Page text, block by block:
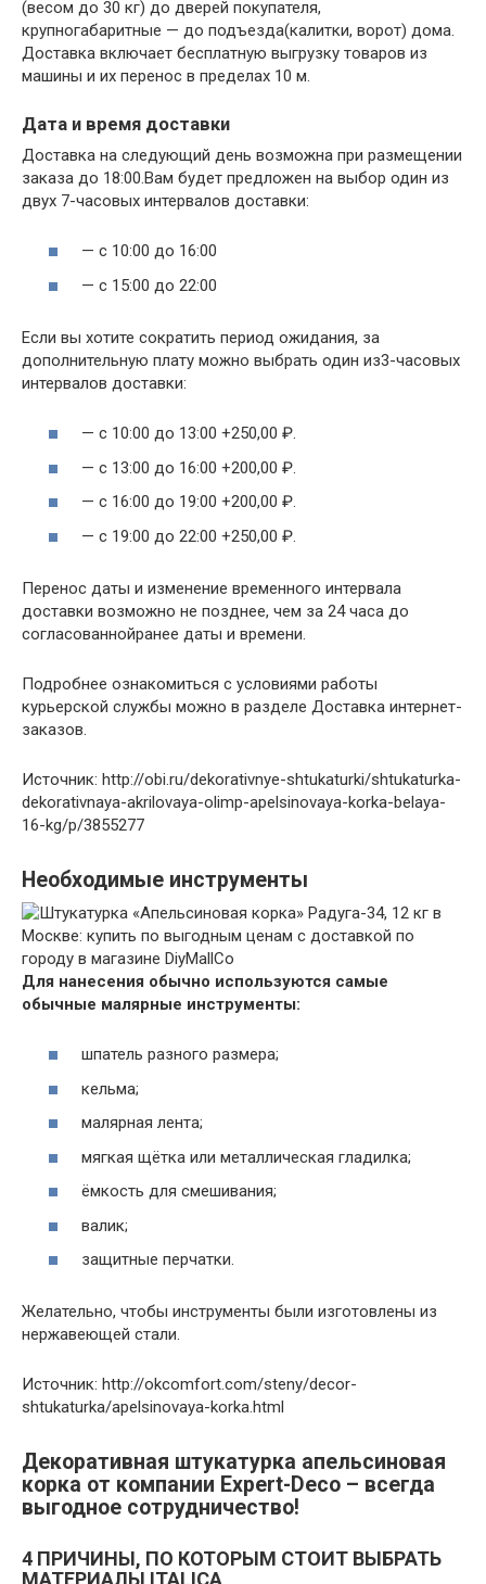
(весом до 30 кг) до дверей покупателя,
крупногабаритные — до подъезда(калитки, ворот) дома.
Доставка включает бесплатную выгрузку товаров из
машины и их перенос в пределах 10 м.
Дата и время доставки
Доставка на следующий день возможна при размещении
заказа до 18:00.Вам будет предложен на выбор один из
двух 7-часовых интервалов доставки:
— с 10:00 до 16:00
— с 15:00 до 22:00
Если вы хотите сократить период ожидания, за
дополнительную плату можно выбрать один из3-часовых
интервалов доставки:
— с 10:00 до 13:00 +250,00 ₽.
— с 13:00 до 16:00 +200,00 ₽.
— с 16:00 до 19:00 +200,00 ₽.
— с 19:00 до 22:00 +250,00 ₽.
Перенос даты и изменение временного интервала
доставки возможно не позднее, чем за 24 часа до
согласованнойранее даты и времени.
Подробнее ознакомиться с условиями работы
курьерской службы можно в разделе Доставка интернет-
заказов.
Источник: http://obi.ru/dekorativnye-shtukaturki/shtukaturka-
dekorativnaya-akrilovaya-olimp-apelsinovaya-korka-belaya-
16-kg/p/3855277
Необходимые инструменты
Для нанесения обычно используются самые
обычные малярные инструменты:
шпатель разного размера;
кельма;
малярная лента;
мягкая щётка или металлическая гладилка;
ёмкость для смешивания;
валик;
защитные перчатки.
Желательно, чтобы инструменты были изготовлены из
нержавеющей стали.
Источник: http://okcomfort.com/steny/decor-
shtukaturka/apelsinovaya-korka.html
Декоративная штукатурка апельсиновая
корка от компании Expert-Deco – всегда
выгодное сотрудничество!
4 ПРИЧИНЫ, ПО КОТОРЫМ СТОИТ ВЫБРАТЬ
МАТЕРИАЛЫ ITALICA